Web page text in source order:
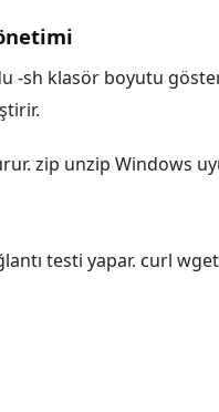
-sh klasör boyutu
zip unzip Windows
testi yapar. curl